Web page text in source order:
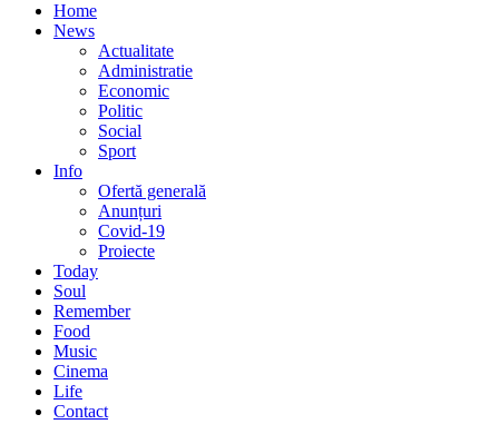
Home
News
Actualitate
Administratie
Economic
Politic
Social
Sport
Info
Ofertă generală
Anunțuri
Covid-19
Proiecte
Today
Soul
Remember
Food
Music
Cinema
Life
Contact